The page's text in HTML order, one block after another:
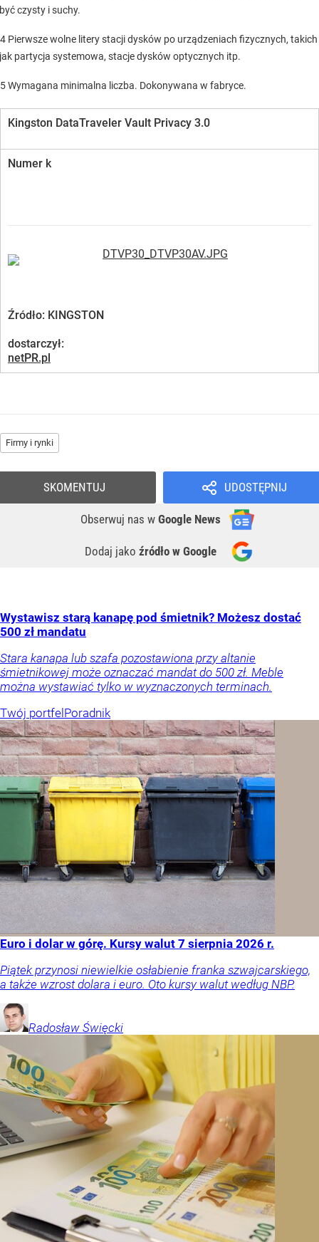
być czysty i suchy.
4 Pierwsze wolne litery stacji dysków po urządzeniach fizycznych, takich
jak partycja systemowa, stacje dysków optycznych itp.
5 Wymagana minimalna liczba. Dokonywana w fabryce.
Kingston DataTraveler Vault Privacy 3.0
Numer k
Źródło: KINGSTON
dostarczył:
netPR.pl
Firmy i rynki
UDOSTĘPNIJ
Obserwuj nas w Google News
Dodaj jako źródło w Google
SKOMENTUJ
Wystawisz starą kanapę pod śmietnik? Możesz dostać
500 zł mandatu
Stara kanapa lub szafa pozostawiona przy altanie
śmietnikowej może oznaczać mandat do 500 zł. Meble
można wystawiać tylko w wyznaczonych terminach.
Twój portfel Poradnik
Euro i dolar w górę. Kursy walut 7 sierpnia 2026 r.
Piątek przynosi niewielkie osłabienie franka szwajcarskiego,
a także wzrost dolara i euro. Oto kursy walut według NBP.
Radosław Święcki